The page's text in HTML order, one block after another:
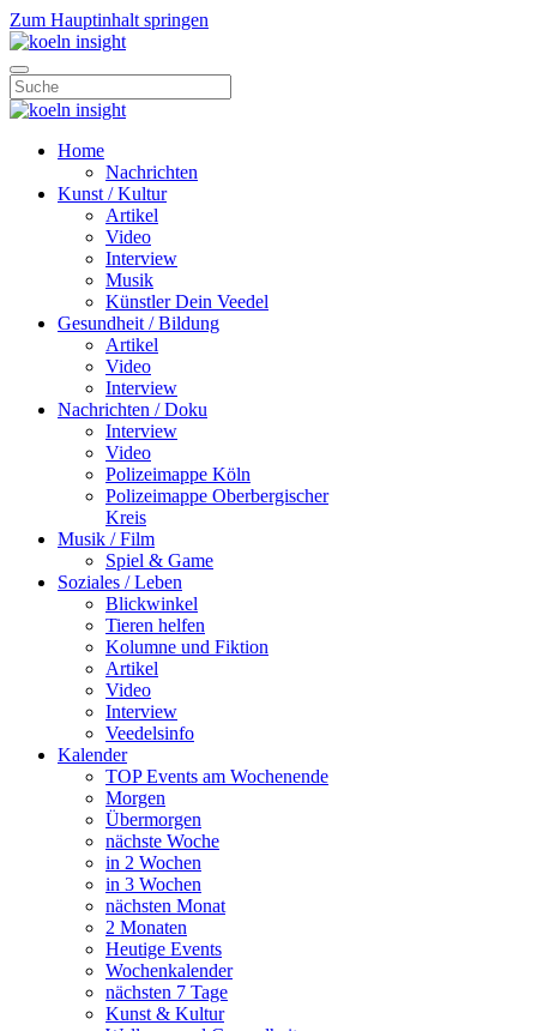
Zum Hauptinhalt springen
Home
Nachrichten
Kunst / Kultur
Artikel
Video
Interview
Musik
Künstler Dein Veedel
Gesundheit / Bildung
Artikel
Video
Interview
Nachrichten / Doku
Interview
Video
Polizeimappe Köln
Polizeimappe Oberbergischer
Kreis
Musik / Film
Spiel & Game
Soziales / Leben
Blickwinkel
Tieren helfen
Kolumne und Fiktion
Artikel
Video
Interview
Veedelsinfo
Kalender
TOP Events am Wochenende
Morgen
Übermorgen
nächste Woche
in 2 Wochen
in 3 Wochen
nächsten Monat
2 Monaten
Heutige Events
Wochenkalender
nächsten 7 Tage
Kunst & Kultur